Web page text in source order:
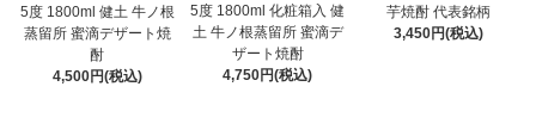
5度 1800ml 健土 牛ノ根
蒸留所 蜜滴デザート焼
酎
4,500円(税込)
5度 1800ml 化粧箱入 健
土 牛ノ根蒸留所 蜜滴デ
ザート焼酎
4,750円(税込)
芋焼酎 代表銘柄
3,450円(税込)